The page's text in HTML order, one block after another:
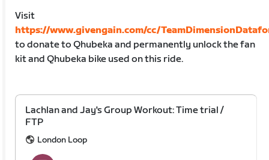
Visit
https://www.givengain.com/cc/
to donate to Qhubeka and permanently unlock the fan
kit and Qhubeka bike used on this ride.
Lachlan and Jay's Group Workout: Time trial /
FTP
London Loop